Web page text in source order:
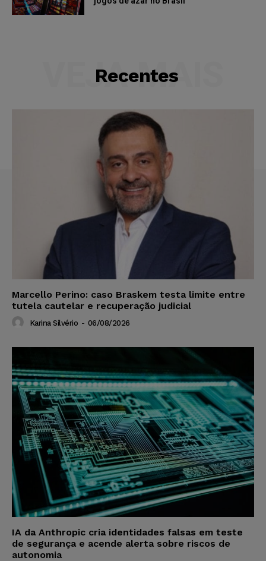
Recentes
VEJA MAIS
Marcello Perino: caso Braskem testa limite entre
tutela cautelar e recuperação judicial
Karina Silvério - 06/08/2026
IA da Anthropic cria identidades falsas em teste
de segurança e acende alerta sobre riscos de
autonomia